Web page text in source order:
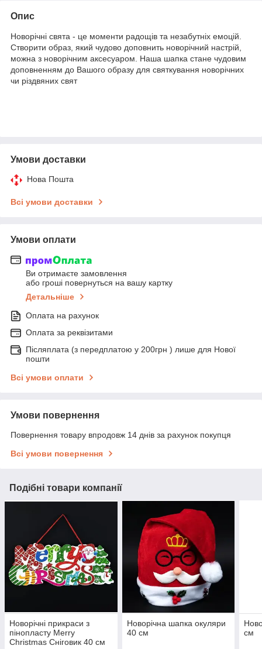
Опис
Новорічні свята - це моменти радощів та незабутніх емоцій.
Створити образ, який чудово доповнить новорічний настрій,
можна з новорічним аксесуаром. Наша шапка стане чудовим
доповненням до Вашого образу для святкування новорічних
чи різдвяних свят
Умови доставки
Нова Пошта
Всі умови доставки
Умови оплати
Ви отримаєте замовлення
або гроші повернуться на вашу картку
Детальніше
Оплата на рахунок
Оплата за реквізитами
Післяплата (з передплатою у 200грн ) лише для Нової
пошти
Всі умови оплати
Умови повернення
Повернення товару впродовж 14 днів за рахунок покупця
Всі умови повернення
Подібні товари компанії
Новорічні прикраси з
пінопласту Merry
Christmas Сніговик 40 см
Новорічна шапка окуляри
40 см
см